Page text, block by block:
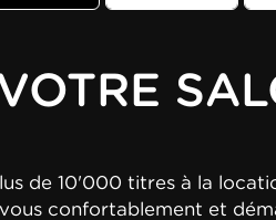
de 10'000 titres à la
confortablement et